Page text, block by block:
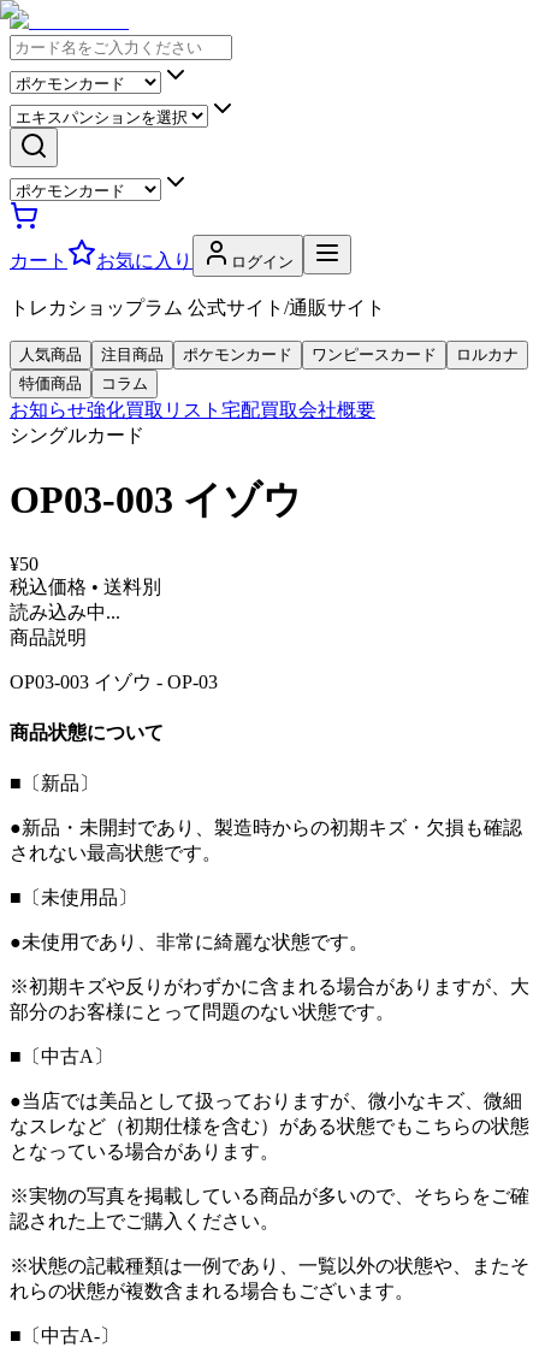
カート お気に入り ログイン
トレカショップラム 公式サイト/通販サイト
人気商品 注目商品 ポケモンカード ワンピースカード
ロルカナ
特価商品
コラム
お知らせ強化買取リスト 宅配買取会社概要
シングルカード
OP03-003 イゾウ
¥50
税込価格 • 送料別
読み込み中...
商品説明
OP03-003 イゾウ - OP-03
商品状態について
■〔新品〕
●新品・未開封であり、製造時からの初期キズ・欠損も確認
されない最高状態です。
■〔未使用品〕
●未使用であり、非常に綺麗な状態です。
※初期キズや反りがわずかに含まれる場合がありますが、大
部分のお客様にとって問題のない状態です。
■〔中古A〕
●当店では美品として扱っておりますが、微小なキズ、微細
なスレなど（初期仕様を含む）がある状態でもこちらの状態
となっている場合があります。
※実物の写真を掲載している商品が多いので、そちらをご確
認された上でご購入ください。
※状態の記載種類は一例であり、一覧以外の状態や、またそ
れらの状態が複数含まれる場合もございます。
■〔中古A-〕